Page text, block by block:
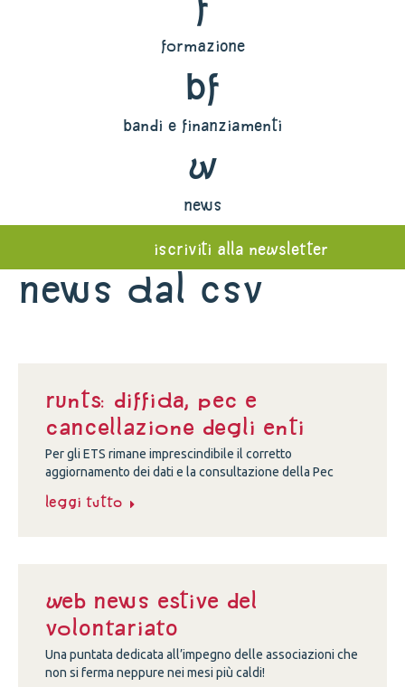
formazione
bf
bandi e finanziamenti
w
news
iscriviti alla newsletter
News dal Csv
Runts: diffida, Pec e
cancellazione degli enti
Per gli ETS rimane imprescindibile il corretto
aggiornamento dei dati e la consultazione della Pec
Leggi tutto
Web news estive del
volontariato
Una puntata dedicata all’impegno delle associazioni che
non si ferma neppure nei mesi più caldi!